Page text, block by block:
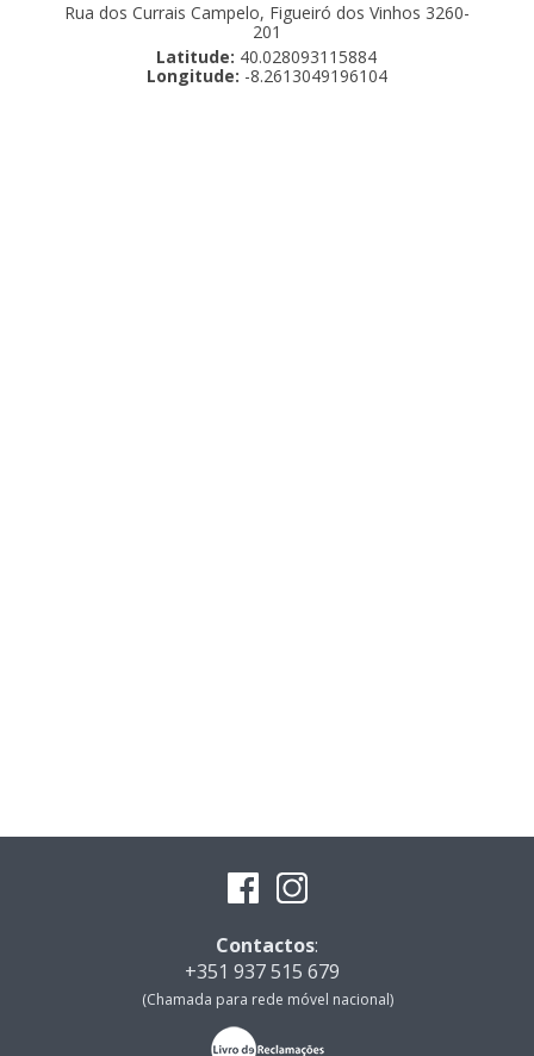
Rua dos Currais Campelo, Figueiró dos Vinhos 3260-
201
Latitude: 40.028093115884
Longitude: -8.2613049196104
Contactos:
+351 937 515 679
(Chamada para rede móvel nacional)